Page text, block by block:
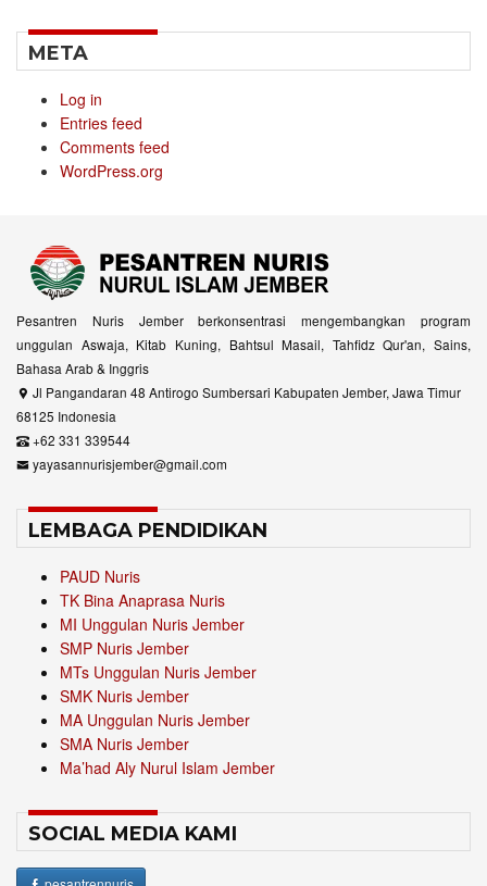
META
Log in
Entries feed
Comments feed
WordPress.org
Pesantren Nuris Jember berkonsentrasi mengembangkan program
unggulan Aswaja, Kitab Kuning, Bahtsul Masail, Tahfidz Qur'an, Sains,
Bahasa Arab & Inggris
Jl Pangandaran 48 Antirogo Sumbersari Kabupaten Jember, Jawa Timur
68125 Indonesia
+62 331 339544
yayasannurisjember@gmail.com
LEMBAGA PENDIDIKAN
PAUD Nuris
TK Bina Anaprasa Nuris
MI Unggulan Nuris Jember
SMP Nuris Jember
MTs Unggulan Nuris Jember
SMK Nuris Jember
MA Unggulan Nuris Jember
SMA Nuris Jember
Ma’had Aly Nurul Islam Jember
SOCIAL MEDIA KAMI